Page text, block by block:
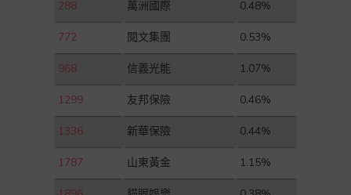
288 萬洲國際 0.48%
772 閱文集團 0.53%
968 信義光能 1.07%
1299 友邦保險 0.46%
1336 新華保險 0.44%
1787 山東黃金 1.15%